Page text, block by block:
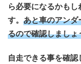
ら必要になるかも
す。 あと車のアン
るので確認しましょ
自走できる事を確